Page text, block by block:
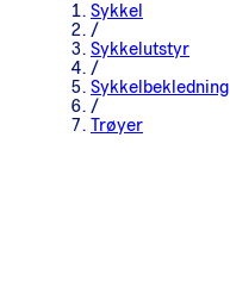
Sykkel
/
Sykkelutstyr
/
Sykkelbekledning
/
Trøyer